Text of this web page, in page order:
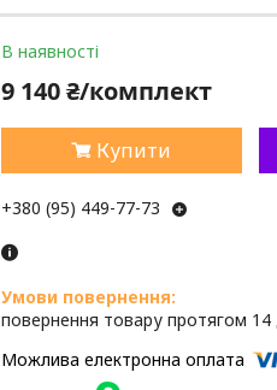
В наявності
9 140 ₴/комплект
Купити
+380 (95) 449-77-73
повернення товару протягом 14